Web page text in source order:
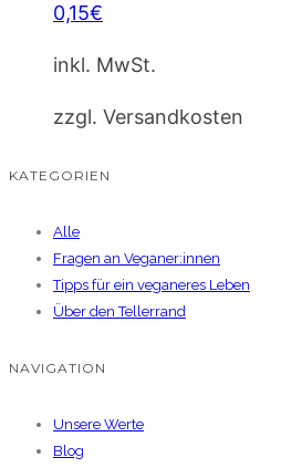
0,15€
inkl. MwSt.
zzgl. Versandkosten
KATEGORIEN
Alle
Fragen an Veganer:innen
Tipps für ein veganeres Leben
Über den Tellerrand
NAVIGATION
Unsere Werte
Blog